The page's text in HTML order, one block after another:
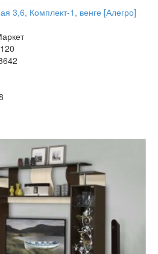
3,6, Комплект-1, венге [Алегро]